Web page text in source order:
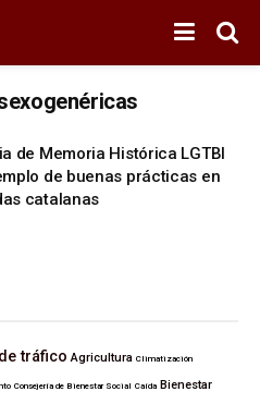
de Memoria Histórica LGTBI
de buenas prácticas en
catalanas
tráfico Agricultura Climatización
Consejería de Bienestar Social Caída Bienestar